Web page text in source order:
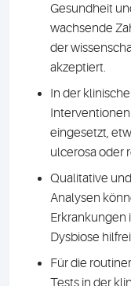
Gesundheit
wachsende
der
akzeptiert.
In der
eingesetzt,
ulcerosa oder
Qualitative
Analysen
Erkrankungen
Dysbiose
Für die
Tests in der